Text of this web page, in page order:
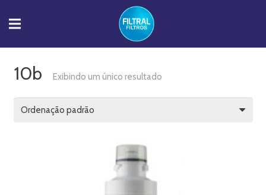
10b Exibindo um único resultado